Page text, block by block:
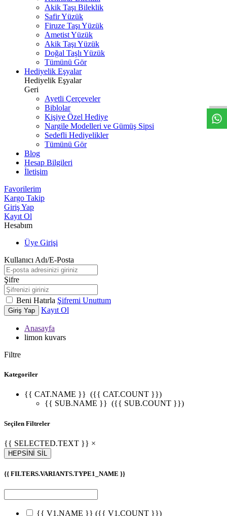
Akik Taşı Bileklik
Safir Yüzük
Firuze Taşı Yüzük
Ametist Yüzük
Akik Taşı Yüzük
Doğal Taşlı Yüzük
Tümünü Gör
Hediyelik Eşyalar
Hediyelik Eşyalar
Geri
Ayetli Çerçeveler
Biblolar
Kişiye Özel Hediye
Nargile Modelleri ve Gümüş Sipsi
Sedefli Hediyelikler
Tümünü Gör
Blog
Hesap Bilgileri
İletişim
Favorilerim
Kargo Takip
Giriş Yap
Kayıt Ol
Hesabım
Üye Girişi
Kullanıcı Adı/E-Posta
Şifre
Beni Hatırla Şifremi Unuttum
Giriş Yap Kayıt Ol
Anasayfa
limon kuvars
Filtre
Kategoriler
{{ CAT.NAME }} ({{ CAT.COUNT }})
{{ SUB.NAME }} ({{ SUB.COUNT }})
Seçilen Filtreler
{{ SELECTED.TEXT }} ×
HEPSİNİ SİL
{{ FILTERS.VARIANTS.TYPE1_NAME }}
{{ V1.NAME }} ({{ V1.COUNT }})